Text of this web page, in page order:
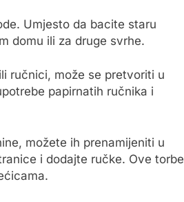
Umjesto da bacite staru
domu ili za druge svrhe.
ručnici, može se pretvoriti u
papirnatih ručnika i
možete ih prenamijeniti u
i dodajte ručke. Ove torbe